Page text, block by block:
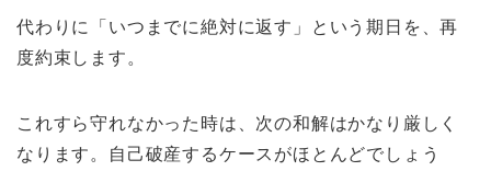
代わりに「いつまでに絶対に返す」という期日を、再
度約束します。
これすら守れなかった時は、次の和解はかなり厳しく
なります。自己破産するケースがほとんどでしょう